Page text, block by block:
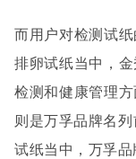
而用户对检测试
排卵试纸当中，
检测和健康管理
则是万孚品牌名
试纸当中，万孚品